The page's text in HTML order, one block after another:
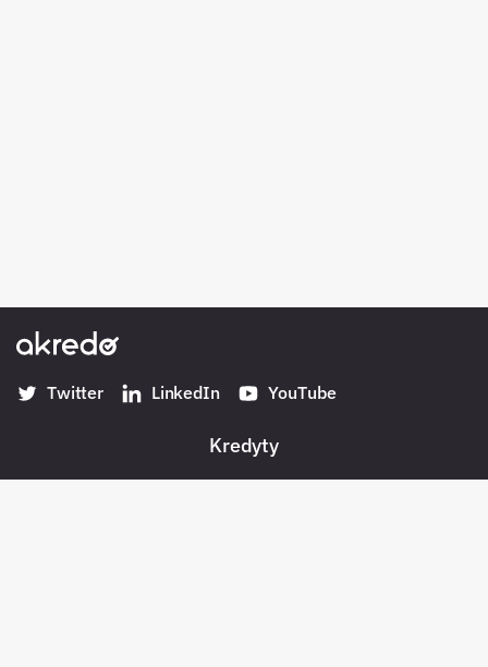
Twitter LinkedIn YouTube
Kredyty